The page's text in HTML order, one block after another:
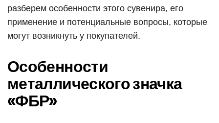
разберем особенности этого сувенира, его
применение и потенциальные вопросы, которые
могут возникнуть у покупателей.
Особенности
металлического значка
«ФБР»